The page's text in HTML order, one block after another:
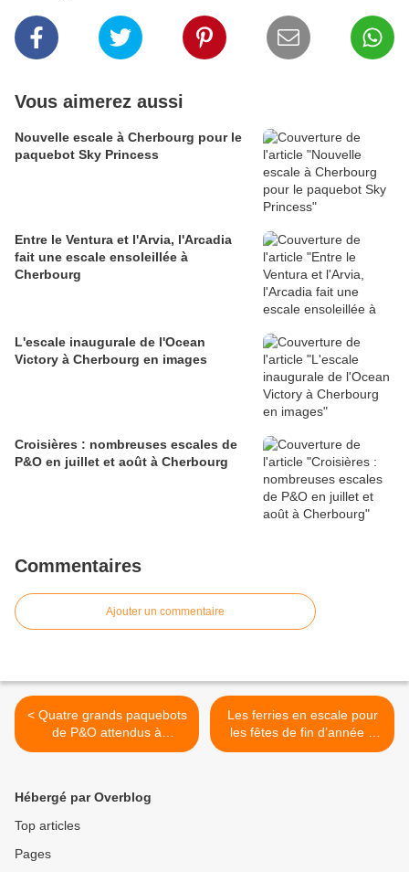
Vous aimerez aussi
Nouvelle escale à Cherbourg pour le
paquebot Sky Princess
Entre le Ventura et l'Arvia, l'Arcadia
fait une escale ensoleillée à
Cherbourg
L'escale inaugurale de l'Ocean
Victory à Cherbourg en images
Croisières : nombreuses escales de
P&O en juillet et août à Cherbourg
Commentaires
Ajouter un commentaire
< Quatre grands paquebots
de P&O attendus à
Cherbourg
Les ferries en escale pour
les fêtes de fin d’année à
Cherbourg >
Hébergé par Overblog
Top articles
Pages